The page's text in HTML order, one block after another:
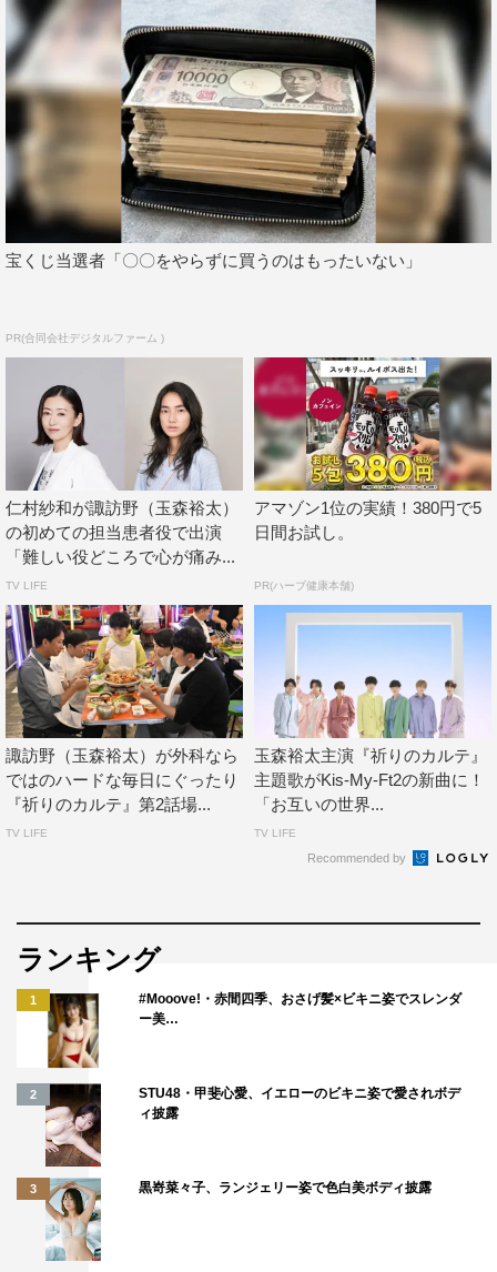
宝くじ当選者「〇〇をやらずに買うのはもったいない」
PR(合同会社デジタルファーム )
仁村紗和が諏訪野（玉森裕太）
の初めての担当患者役で出演
「難しい役どころで心が痛み...
TV LIFE
アマゾン1位の実績！380円で5
日間お試し。
PR(ハーブ健康本舗)
諏訪野（玉森裕太）が外科なら
ではのハードな毎日にぐったり
『祈りのカルテ』第2話場...
TV LIFE
玉森裕太主演『祈りのカルテ』
主題歌がKis-My-Ft2の新曲に！
「お互いの世界...
TV LIFE
Recommended by
ランキング
1
#Mooove!・赤間四季、おさげ髪×ビキニ姿でスレンダ
ー美…
2
STU48・甲斐心愛、イエローのビキニ姿で愛されボデ
ィ披露
3 黒嵜菜々子、ランジェリー姿で色白美ボディ披露